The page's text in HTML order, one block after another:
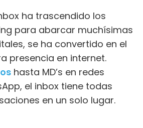
ha trascendido los
para abarcar muchísimas
se ha convertido en el
presencia en internet.
hasta MD’s en redes
el inbox tiene todas
en un solo lugar.